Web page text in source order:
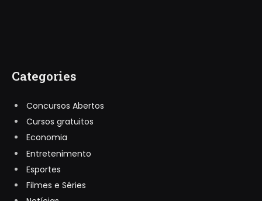
Categories
Concursos Abertos
Cursos gratuitos
Economia
Entretenimento
Esportes
Filmes e Séries